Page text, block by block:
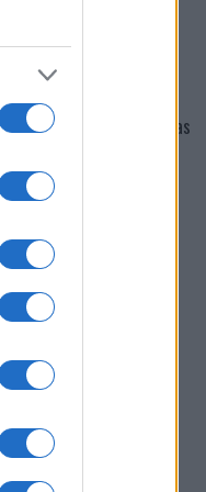
Giovannimaria Cabras